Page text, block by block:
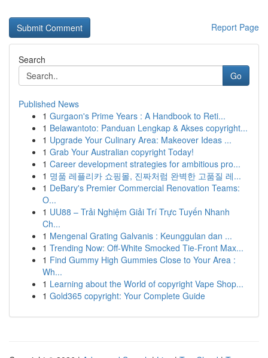
Report Page
Search
Go
Published News
1 Gurgaon's Prime Years : A Handbook to Reti...
1 Belawantoto: Panduan Lengkap & Akses copyright...
1 Upgrade Your Culinary Area: Makeover Ideas ...
1 Grab Your Australian copyright Today!
1 Career development strategies for ambitious pro...
1 명품 레플리카 쇼핑몰, 진짜처럼 완벽한 고품질 레...
1 DeBary's Premier Commercial Renovation Teams:
O...
1 UU88 – Trải Nghiệm Giải Trí Trực Tuyến Nhanh
Ch...
1 Mengenal Grating Galvanis : Keunggulan dan ...
1 Trending Now: Off-White Smocked Tie-Front Max...
1 Find Gummy High Gummies Close to Your Area :
Wh...
1 Learning about the World of copyright Vape Shop...
1 Gold365 copyright: Your Complete Guide